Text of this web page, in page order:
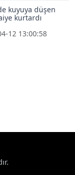
kuyuya düşen
kurtardı